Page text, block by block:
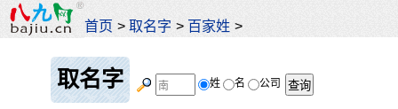
首页 >取名字 > 百家姓 >
取名字 姓 名 公司